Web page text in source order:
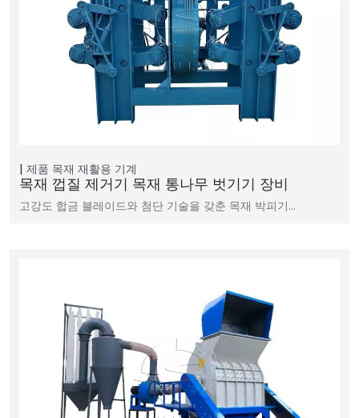
제품 목재 재활용 기계
목재 껍질 제거기 목재 통나무 벗기기 장비
고강도 합금 블레이드와 첨단 기술을 갖춘 목재 박피기…